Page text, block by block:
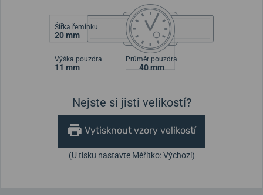
Šířka řemínku
20 mm
Výška pouzdra
11 mm
Průměr pouzdra
40 mm
Nejste si jisti velikostí?
Vytisknout vzory velikostí
(U tisku nastavte Měřítko: Výchozí)